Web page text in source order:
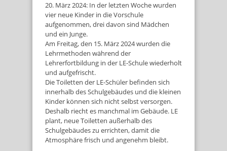
20. März 2024: In der letzten Woche wurden
vier neue Kinder in die Vorschule
aufgenommen, drei davon sind Mädchen
und ein Junge.
Am Freitag, den 15. März 2024 wurden die
Lehrmethoden während der
Lehrerfortbildung in der LE-Schule wiederholt
und aufgefrischt.
Die Toiletten der LE-Schüler befinden sich
innerhalb des Schulgebäudes und die kleinen
Kinder können sich nicht selbst versorgen.
Deshalb riecht es manchmal im Gebäude. LE
plant, neue Toiletten außerhalb des
Schulgebäudes zu errichten, damit die
Atmosphäre frisch und angenehm bleibt.